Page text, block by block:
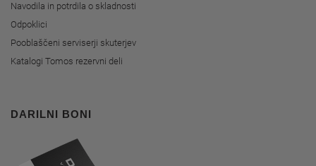
Navodila in potrdila o skladnosti
Odpoklici
Pooblaščeni serviserji skuterjev
Katalogi Tomos rezervni deli
DARILNI BONI